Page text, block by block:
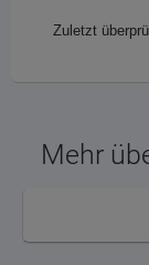
Zuletzt
Mehr